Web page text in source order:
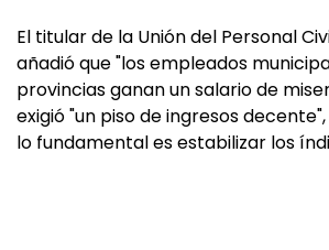
El titular de la Unión del Personal
añadió que "los empleados
provincias ganan un salario de
exigió "un piso de ingresos
lo fundamental es estabilizar los